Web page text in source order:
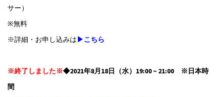
サー）
※無料
※詳細・お申し込みは▶こちら
※終了しました※◆2021年8月18日（水）19:00 ~ 21:00 ※日本時
間